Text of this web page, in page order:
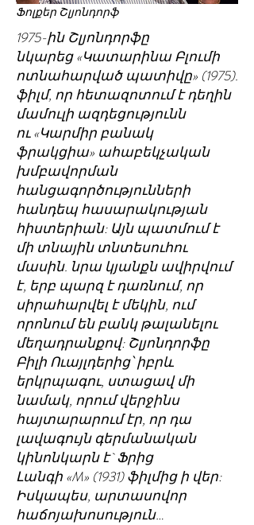
Ֆոլքեր Շլյոնդորֆ
1975-ին Շլյոնդորֆը
նկարեց «Կատարինա Բլումի
ոտնահարված պատիվը» (1975).
ֆիլմ, որ հետազոտում է դեղին
մամուլի ազդեցությունն
ու «Կարմիր բանակ
ֆրակցիա» ահաբեկչական
խմբավորման
հանցագործությունների
հանդեպ հասարակության
հիստերիան: Այն պատմում է
մի տնային տնտեսուհու
մասին. նրա կյանքն ավիրվում
է, երբ պարզ է դառնում, որ
սիրահարվել է մեկին, ում
որոնում են բանկ թալանելու
մեղադրանքով: Շլյոնդորֆը
Բիլի Ուայլդերից՝ իբրև
երկրպագու, ստացավ մի
նամակ, որում վերջինս
հայտարարում էր, որ դա
լավագույն գերմանական
կինոնկարն է` Ֆրից
Լանգի «M» (1931) ֆիլմից ի վեր:
Իսկապես, արտասովոր
հաճոյախոսություն…